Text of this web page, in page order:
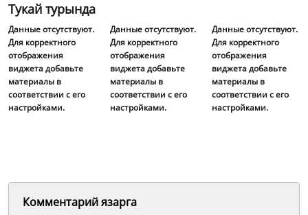
Тукай турында
Данные отсутствуют.
Для корректного
отображения
виджета добавьте
материалы в
соответствии с его
настройками.
Данные отсутствуют.
Для корректного
отображения
виджета добавьте
материалы в
соответствии с его
настройками.
Данные отсутствуют.
Для корректного
отображения
виджета добавьте
материалы в
соответствии с его
настройками.
Комментарий язарга